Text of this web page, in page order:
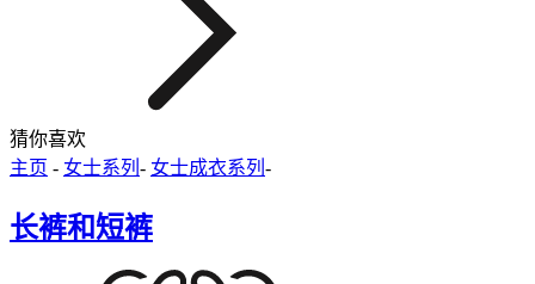
猜你喜欢
主页 - 女士系列 - 女士成衣系列 -
长裤和短裤